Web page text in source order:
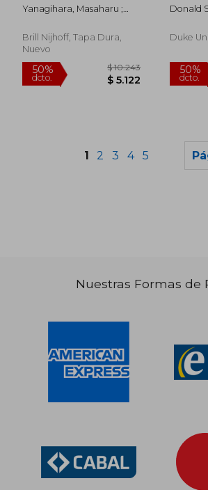
dcto. $ 1.631
Law (en Inglés)
Yanagihara, Masaharu ;
Brill Nijhoff, Tapa Dura,
Nuevo
and
Donald
Duke
1 2 3 4 5
Nuestras Formas de